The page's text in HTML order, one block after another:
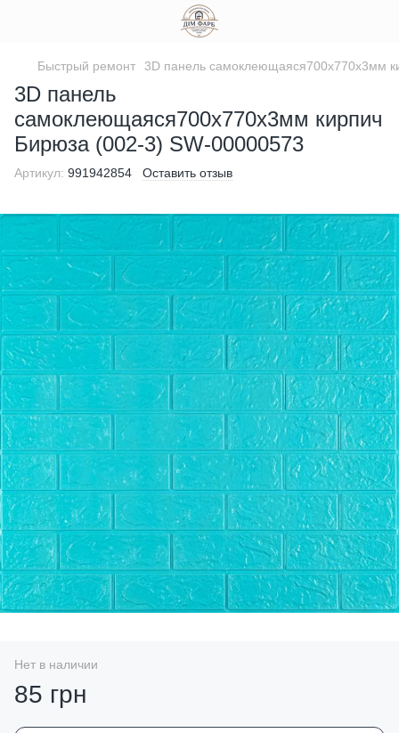
Быстрый ремонт 3D панель самоклеющаяся700х770х3мм
3D панель
самоклеющаяся700х770х3мм кирпич
Бирюза (002-3) SW-00000573
Артикул: 991942854 Оставить отзыв
Нет в наличии
85 грн